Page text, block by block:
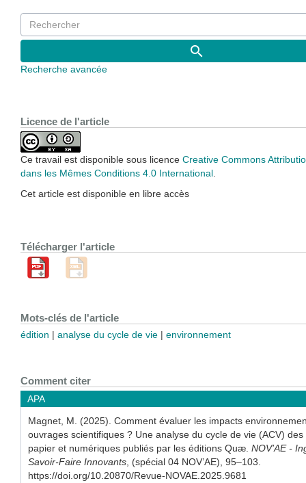
Recherche avancée
Licence de l'article
Ce travail est disponible sous licence Creative Commons
dans les Mêmes Conditions 4.0 International.
Cet article est disponible en libre accès
Télécharger l'article
Mots-clés de l'article
édition analyse du cycle de vie environnement
Comment citer
APA
Magnet, M. (2025). Comment évaluer les impacts
ouvrages scientifiques ? Une analyse du cycle de vie (ACV)
papier et numériques publiés par les éditions Quæ. NOV’AE -
Savoir-Faire Innovants, (spécial 04 NOV’AE), 95–103.
https://doi.org/10.20870/Revue-NOVAE.2025.9681